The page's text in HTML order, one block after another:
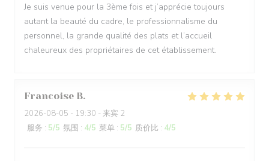
Je suis venue pour la 3ème fois et j’apprécie toujours
autant la beauté du cadre, le professionnalisme du
personnel, la grande qualité des plats et l’accueil
chaleureux des propriétaires de cet établissement.
Francoise B
2026-08-05 - 19:30 - 来宾 2
服务 : 5/5 氛围 : 4/5 菜单 : 5/5 质价比 : 4/5